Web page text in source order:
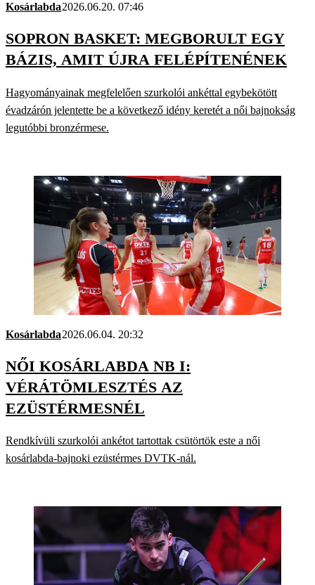
Kosárlabda2026.06.20. 07:46
SOPRON BASKET: MEGBORULT EGY
BÁZIS, AMIT ÚJRA FELÉPÍTENÉNEK
Hagyományainak megfelelően szurkolói ankéttal egybekötött
évadzárón jelentette be a következő idény keretét a női bajnokság
legutóbbi bronz­érmese.
Kosárlabda2026.06.04. 20:32
NŐI KOSÁRLABDA NB I:
VÉRÁTÖMLESZTÉS AZ
EZÜSTÉRMESNÉL
Rendkívüli szurkolói ankétot tartottak csütörtök este a női
kosárlabda-bajnoki ezüstérmes DVTK-nál.